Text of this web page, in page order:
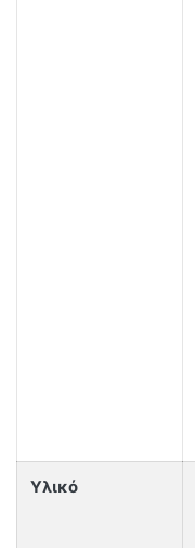
Υλικό